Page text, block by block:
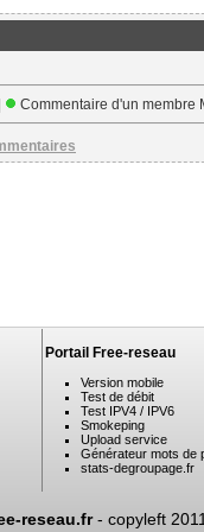
Commentaire d'un membre
Portail Free-reseau
Version mobile
Test de débit
Test IPV4 / IPV6
Smokeping
Upload service
Générateur mots de
stats-degroupage.fr
reseau.fr- copyleft